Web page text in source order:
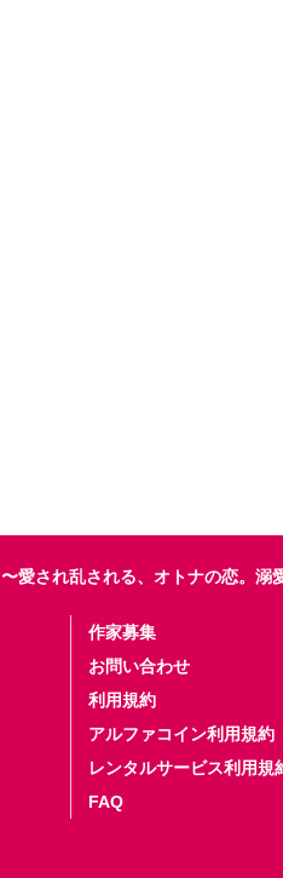
〜愛され乱される、オトナの恋。溺
作家募集
お問い合わせ
利用規約
アルファコイン利用規約
レンタルサービス利用規
FAQ